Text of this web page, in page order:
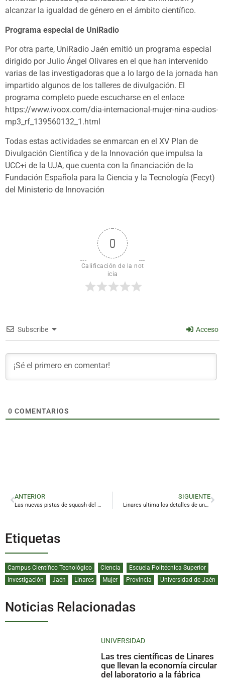
alcanzar la igualdad de género en el ámbito científico.
Programa especial de UniRadio
Por otra parte, UniRadio Jaén emitió un programa especial
dirigido por Julio Ángel Olivares en el que han intervenido
varias de las investigadoras que a lo largo de la jornada han
impartido algunos de los talleres de divulgación. El
programa completo puede escucharse en el enlace
https://www.ivoox.com/dia-internacional-mujer-nina-audios-
mp3_rf_139560132_1.html
Todas estas actividades se enmarcan en el XV Plan de
Divulgación Científica y de la Innovación que impulsa la
UCC+i de la UJA, que cuenta con la financiación de la
Fundación Española para la Ciencia y la Tecnología (Fecyt)
del Ministerio de Innovación
0
Calificación de la not
icia
Subscribe Acceso
0 COMENTARIOS
ANTERIOR
Las nuevas pistas de squash del Mariano de la Paz van tomando forma
SIGUIENTE
Linares ultima los detalles de una nueva edición de la Feria de las Asociaciones
Etiquetas
Campus Científico Tecnológico Ciencia
Escuela Politécnica Superior
Investigación
Jaén Linares Mujer Provincia Universidad de Jaén
Noticias Relacionadas
UNIVERSIDAD
Las tres científicas de Linares
que llevan la economía circular
del laboratorio a la fábrica